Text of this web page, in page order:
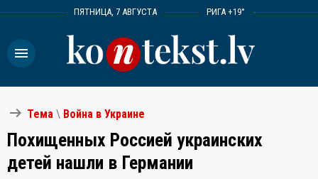
ПЯТНИЦА, 7 АВГУСТА РИГА +19°
menu
arrow_right_alt Тема \ Война в Украине
Похищенных Россией украинских
детей нашли в Германии